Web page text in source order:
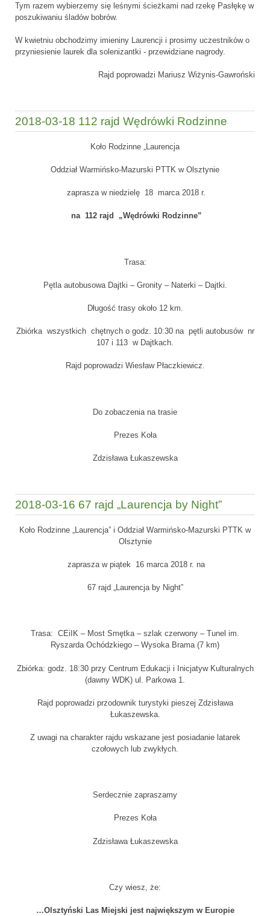
Tym razem wybierzemy się leśnymi ścieżkami nad rzekę Pasłękę w
poszukiwaniu śladów bobrów.
W kwietniu obchodzimy imieniny Laurencji i prosimy uczestników o
przyniesienie laurek dla solenizantki - przewidziane nagrody.
Rajd poprowadzi Mariusz Wiżynis-Gawroński
2018-03-18 112 rajd Wędrówki Rodzinne
Koło Rodzinne „Laurencja
Oddział Warmińsko-Mazurski PTTK w Olsztynie
zaprasza w niedzielę 18 marca 2018 r.
na 112 rajd „Wędrówki Rodzinne”
Trasa:
Pętla autobusowa Dajtki – Gronity – Naterki – Dajtki.
Długość trasy około 12 km.
Zbiórka wszystkich chętnych o godz. 10:30 na pętli autobusów nr
107 i 113 w Dajtkach.
Rajd poprowadzi Wiesław Płaczkiewicz.
Do zobaczenia na trasie
Prezes Koła
Zdzisława Łukaszewska
2018-03-16 67 rajd „Laurencja by Night”
Koło Rodzinne „Laurencja” i Oddział Warmińsko-Mazurski PTTK w
Olsztynie
zaprasza w piątek 16 marca 2018 r. na
67 rajd „Laurencja by Night”
Trasa: CEiIK – Most Smętka – szlak czerwony – Tunel im.
Ryszarda Ochódzkiego – Wysoka Brama (7 km)
Zbiórka: godz. 18:30 przy Centrum Edukacji i Inicjatyw Kulturalnych
(dawny WDK) ul. Parkowa 1.
Rajd poprowadzi przodownik turystyki pieszej Zdzisława
Łukaszewska.
Z uwagi na charakter rajdu wskazane jest posiadanie latarek
czołowych lub zwykłych.
Serdecznie zapraszamy
Prezes Koła
Zdzisława Łukaszewska
Czy wiesz, że:
…Olsztyński Las Miejski jest największym w Europie